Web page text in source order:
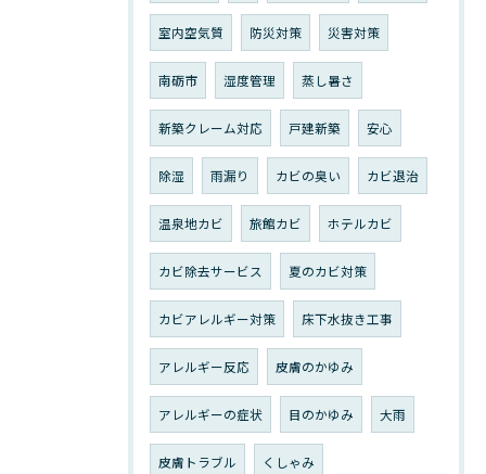
室内空気質 防災対策 災害対策
南砺市 湿度管理 蒸し暑さ
新築クレーム対応 戸建新築 安心
除湿 雨漏り カビの臭い カビ退治
温泉地カビ 旅館カビ ホテルカビ
カビ除去サービス 夏のカビ対策
カビアレルギー対策 床下水抜き工事
アレルギー反応 皮膚のかゆみ
アレルギーの症状 目のかゆみ 大雨
皮膚トラブル くしゃみ